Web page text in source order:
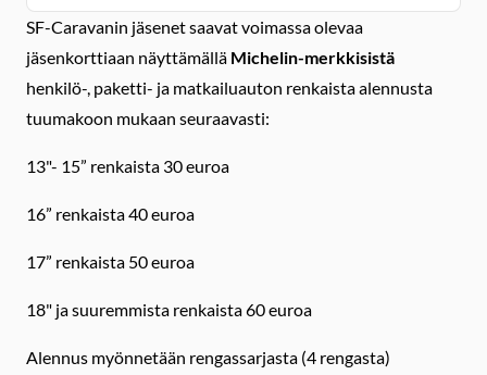
SF-Caravanin jäsenet saavat voimassa olevaa
jäsenkorttiaan näyttämällä Michelin-merkkisistä
henkilö-, paketti- ja matkailuauton renkaista alennusta
tuumakoon mukaan seuraavasti:
13"- 15” renkaista 30 euroa
16” renkaista 40 euroa
17” renkaista 50 euroa
18" ja suuremmista renkaista 60 euroa
Alennus myönnetään rengassarjasta (4 rengasta)